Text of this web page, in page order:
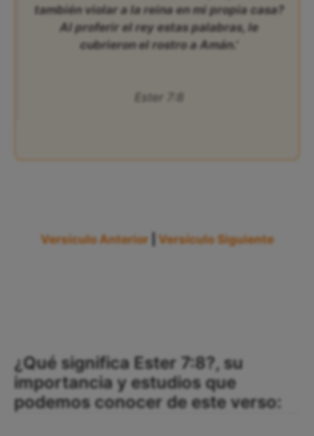
también violar a la reina en mi propia casa?
Al proferir el rey estas palabras, le
cubrieron el rostro a Amán.’
Ester 7:8
Versículo Anterior Versículo Siguiente
¿Qué significa Ester 7:8?, su
importancia y estudios que
podemos conocer de este verso: